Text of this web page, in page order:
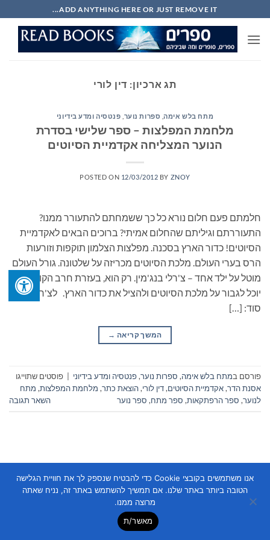
to
content
ADD ANYTHING HERE OR JUST REMOVE IT...
תג ארכיון: דין לורי
מתח בלש אימה, ספרות נוער פנטסיה ומדע בידיוני
מלחמת המפלצות – ספר שלישי בסדרת
הנוער המצליחה אקדמיית הסיוטים
POSTED ON 12/03/2012 BY ZNOY
חלמתם פעם חלום נורא כל כך ששמחתם להתעורר ממנו?
התעוררתם וגיליתם שהחלום אמיתי? ברוכים הבאים לאקדמיית
הסיוטים! כדור הארץ בסכנה. מפלצות הצלמון תוקפות וזורעות
הרס בערי העולם. מלכת הסיוטים מכריזה על שלטונה. גורל העולם
מוטל על ילד אחד – צ'רלי בנג'מין. רק הוא, בעזרת חרב הקורבן,
יוכל לגבור על מלכת הסיוטים ולהציל את כדור הארץ. לצ'רלי יש
סוד: […]
המשך קריאה →
פורסם במתח בלש אימה, ספרות נוער,פנטסיה ומדע בידיוני
פוסטים שתוייגו
אסנת הדר,אקדמיית הסיוטים,דין לורי,הוצאת כתר, מלחמת המפלצות, מתח
לנוער, ספר הרפתקאות, ספר מתח, ספר נוער השאר תגובה
Copyright 2026 ©
אנו משתמשים בקובצי Cookie כדי להבטיח שנספק לך את חוויית הגלישה
הטובה ביותר באתר שלנו. אם תמשיך להשתמש באתר זה, נניח שאתה
מרוצה ממנו.
מאשר/ת